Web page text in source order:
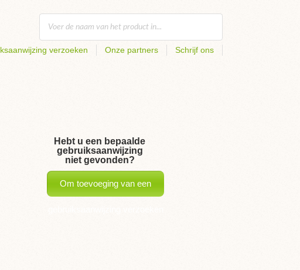
verzoeken Onze partners Schrijf ons
Hebt u een bepaalde
gebruiksaanwijzing
niet gevonden?
Om toevoeging van een